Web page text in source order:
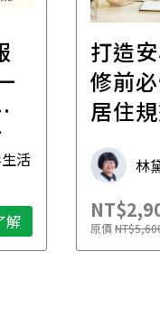
活
解
打造
修前
居住
林
原價